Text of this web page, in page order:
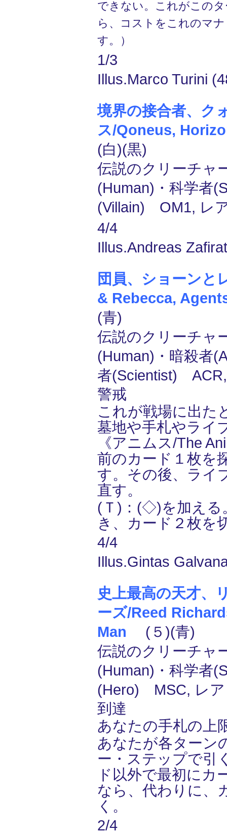
できない。これがこの
ら、コストをこれのマ
す。）
1/3
Illus.Marco Turini
境界の接合者、ク
ス/Qoneus,
(白)(黒)
伝説のクリーチャ
(Human)・科学者
(Villain) OM1, レ
4/4
Illus.Andreas
団員、ショーンと
& Rebecca,
(青)
伝説のクリーチャ
(Human)・暗殺者
者(Scientist)
警戒
これが戦場に出た
墓地や手札やライ
《アニムス/The
前のカード１枚を
す。その後、ライ
直す。
(Ｔ)：(◇)を加える
き、カード２枚を
4/4
Illus.Gintas
史上最高の天才、
ーズ/Reed
Man (５)(青)
伝説のクリーチャ
(Human)・科学者
(Hero) MSC, レア
到達
あなたの手札の上
あなたが各ターン
ー・ステップで引
ド以外で最初にカ
なら、代わりに、
く。
2/4